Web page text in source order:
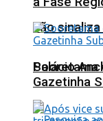
não
Palácio
Sooretama
Gazetinha